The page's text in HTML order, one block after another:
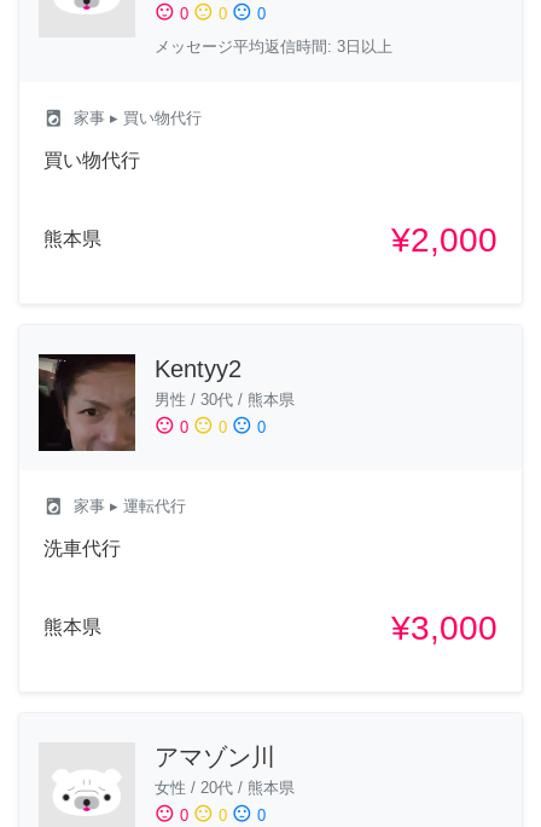
sentiment_satisfied 0 sentiment_neutral 0 sentiment_dissatisfied 0
メッセージ平均返信時間: 3日以上
local_laundry_service 家事 ▸ 買い物代行
買い物代行
熊本県 ¥2,000
Kentyy2
男性 / 30代 / 熊本県
sentiment_satisfied 0 sentiment_neutral 0 sentiment_dissatisfied 0
local_laundry_service 家事 ▸ 運転代行
洗車代行
熊本県 ¥3,000
アマゾン川
女性 / 20代 / 熊本県
sentiment_satisfied 0 sentiment_neutral 0 sentiment_dissatisfied 0